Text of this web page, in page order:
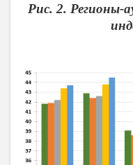
Рис. 2. Регионы-